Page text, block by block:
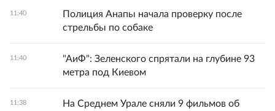
11:40
Полиция Анапы начала проверку после
стрельбы по собаке
11:40
"АиФ": Зеленского спрятали на глубине 93
метра под Киевом
11:38
На Среднем Урале сняли 9 фильмов об